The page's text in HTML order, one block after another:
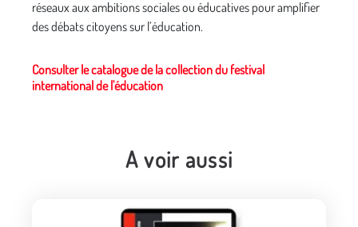
réseaux aux ambitions sociales ou éducatives pour amplifier
des débats citoyens sur l’éducation.
Consulter le catalogue de la collection du festival
international de l'éducation
A voir aussi